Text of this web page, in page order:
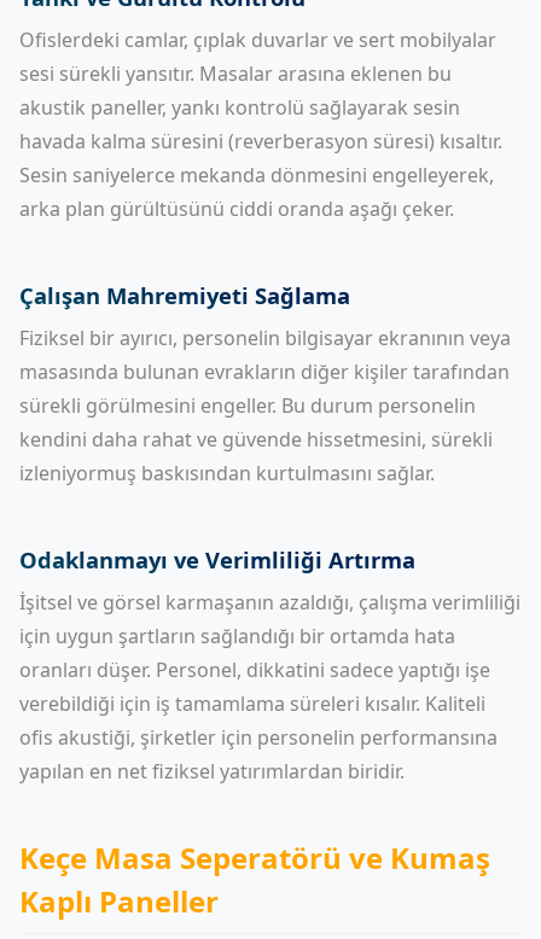
Ofislerdeki camlar, çıplak duvarlar ve sert mobilyalar
sesi sürekli yansıtır. Masalar arasına eklenen bu
akustik paneller, yankı kontrolü sağlayarak sesin
havada kalma süresini (reverberasyon süresi) kısaltır.
Sesin saniyelerce mekanda dönmesini engelleyerek,
arka plan gürültüsünü ciddi oranda aşağı çeker.
Çalışan Mahremiyeti Sağlama
Fiziksel bir ayırıcı, personelin bilgisayar ekranının veya
masasında bulunan evrakların diğer kişiler tarafından
sürekli görülmesini engeller. Bu durum personelin
kendini daha rahat ve güvende hissetmesini, sürekli
izleniyormuş baskısından kurtulmasını sağlar.
Odaklanmayı ve Verimliliği Artırma
İşitsel ve görsel karmaşanın azaldığı, çalışma verimliliği
için uygun şartların sağlandığı bir ortamda hata
oranları düşer. Personel, dikkatini sadece yaptığı işe
verebildiği için iş tamamlama süreleri kısalır. Kaliteli
ofis akustiği, şirketler için personelin performansına
yapılan en net fiziksel yatırımlardan biridir.
Keçe Masa Seperatörü ve Kumaş
Kaplı Paneller